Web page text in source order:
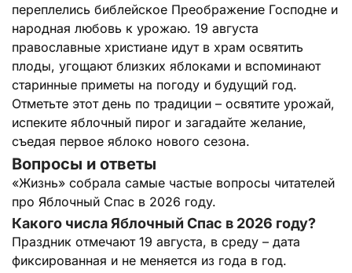
переплелись библейское Преображение Господне и
народная любовь к урожаю. 19 августа
православные христиане идут в храм освятить
плоды, угощают близких яблоками и вспоминают
старинные приметы на погоду и будущий год.
Отметьте этот день по традиции – освятите урожай,
испеките яблочный пирог и загадайте желание,
съедая первое яблоко нового сезона.
Вопросы и ответы
«Жизнь» собрала самые частые вопросы читателей
про Яблочный Спас в 2026 году.
Какого числа Яблочный Спас в 2026 году?
Праздник отмечают 19 августа, в среду – дата
фиксированная и не меняется из года в год.